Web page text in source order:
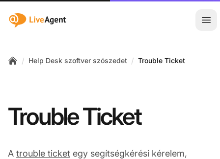
:site.title
/ Help Desk szoftver szószedet / Trouble Ticket
Trouble Ticket
A trouble ticket egy segítségkérési kérelem,